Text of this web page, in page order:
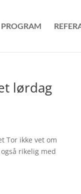
PROGRAM
lørdag
Tor ikke vet om
rikelig med